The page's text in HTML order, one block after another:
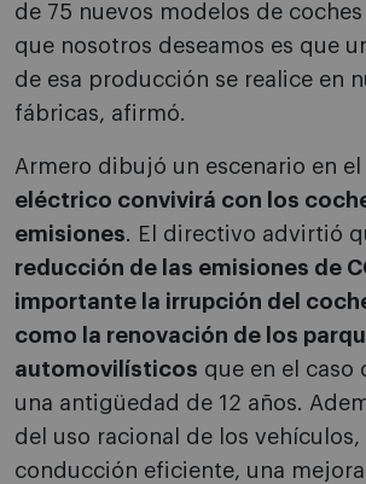
de 75 nuevos modelos de
que nosotros deseamos es que
de esa producción se realice en
fábricas, afirmó.
Armero dibujó un escenario en el
eléctrico convivirá con los
emisiones. El directivo advirtió
reducción de las emisiones de
importante la irrupción del
como la renovación de los
automovilísticos que en el caso
una antigüedad de 12 años.
del uso racional de los vehículos,
conducción eficiente, una